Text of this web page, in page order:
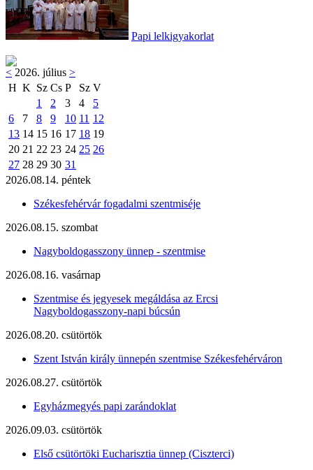
Papi lelkigyakorlat
< 2026. július >
H K Sz Cs P Sz V
1
2 3 4
5
6
7 8 9 10 11 12
13 14 15 16 17 18 19
20 21 22 23 24 25 26
27 28 29 30 31
2026.08.14. péntek
Székesfehérvár fogadalmi szentmiséje
2026.08.15. szombat
Nagyboldogasszony ünnep - szentmise
2026.08.16. vasárnap
Szentmise és jegyesek megáldása az Ercsi
Nagyboldogasszony-napi búcsún
2026.08.20. csütörtök
Szent István király ünnepén szentmise Székesfehérváron
2026.08.27. csütörtök
Egyházmegyés papi zarándoklat
2026.09.03. csütörtök
Első csütörtöki Eucharisztia ünnep (Ciszterci)